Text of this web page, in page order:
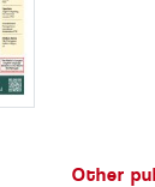
Other